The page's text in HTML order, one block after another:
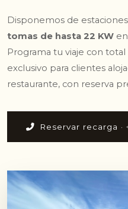
Disponemos de
tomas de hasta 22 KW
Programa tu viaje con total
exclusivo para clientes
restaurante, con reserva
Reservar recarga